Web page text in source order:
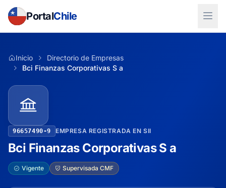
PortalChile
Inicio
Directorio de Empresas
Bci Finanzas Corporativas S a
96657490-9 EMPRESA REGISTRADA EN SII
Bci Finanzas Corporativas S a
Vigente Supervisada CMF